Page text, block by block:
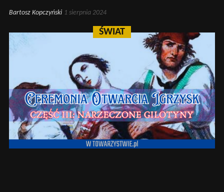
Bartosz Kopczyński 1 sierpnia 2024
ŚWIAT